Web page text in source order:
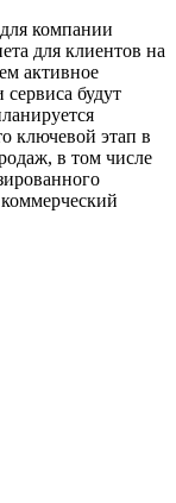
компании
для клиентов на
активное
будут
ключевой этап в
в том числе